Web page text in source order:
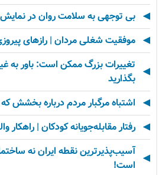
بی توجهی به سلامت روان در
موفقیت شغلی مردان | رازهای
تغییرات بزرگ ممکن است: باور به
بگذارید
اشتباه مرگبار مردم درباره بخشش
رفتار مقابله‌جویانه کودکان | راهکار
آسیب‌پذیرترین نقطه ایران نه
است!